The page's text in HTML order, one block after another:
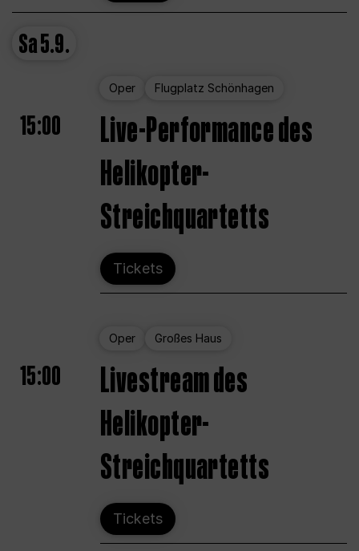
Sa5.9.
Oper Flugplatz Schönhagen
15:00
Live-Performance des
Helikopter-
Streichquartetts
Tickets
Oper Großes Haus
15:00
Livestream des
Helikopter-
Streichquartetts
Tickets